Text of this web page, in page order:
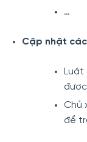
…
Cập nhật
Chủ
để